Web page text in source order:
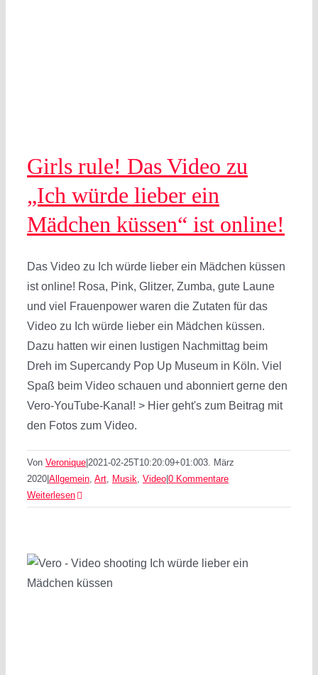
Girls rule! Das Video zu
„Ich würde lieber ein
Mädchen küssen“ ist online!
Das Video zu Ich würde lieber ein Mädchen küssen
ist online! Rosa, Pink, Glitzer, Zumba, gute Laune
und viel Frauenpower waren die Zutaten für das
Video zu Ich würde lieber ein Mädchen küssen.
Dazu hatten wir einen lustigen Nachmittag beim
Dreh im Supercandy Pop Up Museum in Köln. Viel
Spaß beim Video schauen und abonniert gerne den
Vero-YouTube-Kanal! > Hier geht's zum Beitrag mit
den Fotos zum Video.
Von Veronique 2021-02-25T10:20:09+01:003. März
2020 Allgemein, Art, Musik, Video 0 Kommentare
Weiterlesen